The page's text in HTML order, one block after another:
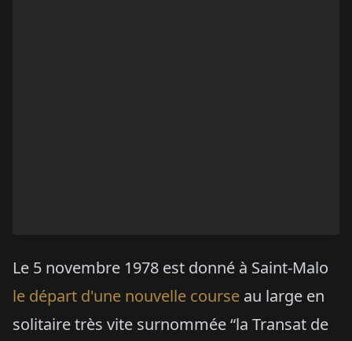
Le 5 novembre 1978 est donné à Saint-Malo
le départ d'une nouvelle course au large en
solitaire très vite surnommée “la Transat de